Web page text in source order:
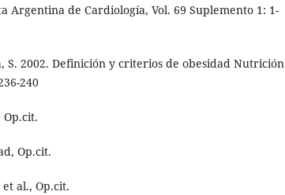
Argentina de Cardiología, Vol. 69 Suplemento 1: 1-
S. 2002. Definición y criterios de obesidad Nutrición
240
Op.cit.
Op.cit.
et al., Op.cit.